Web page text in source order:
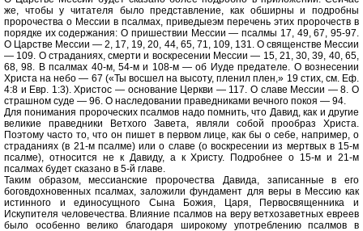
же, чтобы у читателя было представление, как обширны и подробны
пророчества о Мессии в псалмах, приведыеэм перечень этих пророчеств в
порядке их содержания: О пришествии Мессии — псалмы 17, 49, 67, 95-97.
О Царстве Мессии — 2, 17, 19, 20, 44, 65, 71, 109, 131. О священстве Мессии
— 109. О страданиях, смерти и воскресении Мессии — 15, 21, 30, 39, 40, 65,
68, 98. В псалмах 40-м, 54-м и 108-м — об Иуде предателе. О вознесении
Христа на небо — 67 («Ты восшел на высоту, пленил плен,» 19 стих, см. Еф.
4:8 и Евр. 1:3). Христос — основание Церкви — 117. О славе Мессии — 8. О
страшном суде — 96. О наследовании праведниками вечного покоя — 94.
Для понимания пророческих псалмов надо помнить, что Давид, как и другие
великие праведники Ветхого Завета, являли собой прообраз Христа.
Поэтому часто то, что он пишет в первом лице, как бы о себе, например, о
страданиях (в 21-м псалме) или о славе (о воскресении из мертвых в 15-м
псалме), относится не к Давиду, а к Христу. Подробнее о 15-м и 21-м
псалмах будет сказано в 5-й главе.
Таким образом, мессианские пророчества Давида, записанные в его
боговдохновенных псалмах, заложили фундамент для веры в Мессию как
истинного и единосущного Сына Божия, Царя, Первосвященника и
Искупителя человечества. Влияние псалмов на веру ветхозаветных евреев
было особенно велико благодаря широкому употреблению псалмов в